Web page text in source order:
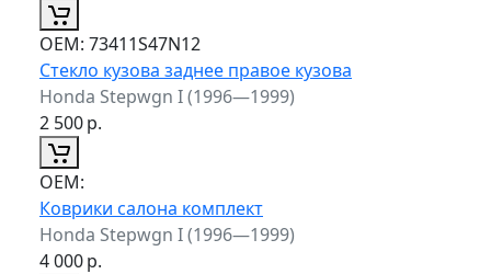
ОЕМ: 73411S47N12
Стекло кузова заднее правое кузова
Honda Stepwgn I (1996—1999)
2 500р.
ОЕМ:
Коврики салона комплект
Honda Stepwgn I (1996—1999)
4 000р.